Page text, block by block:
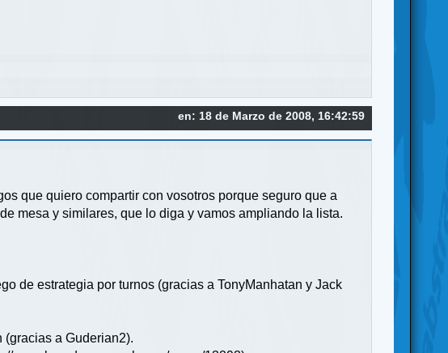
en: 18 de Marzo de 2008, 16:42:59
que quiero compartir con vosotros porque seguro que a
mesa y similares, que lo diga y vamos ampliando la lista.
de estrategia por turnos (gracias a TonyManhatan y Jack
(gracias a Guderian2).